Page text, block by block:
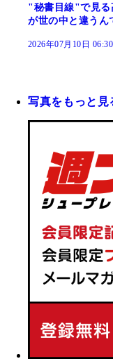
"秘書目線"で見る
が世の中と違うん
2026年07月10日 06:30
写真をもっと見